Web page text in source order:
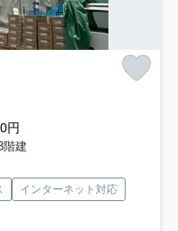
円
階建
インターネット対応